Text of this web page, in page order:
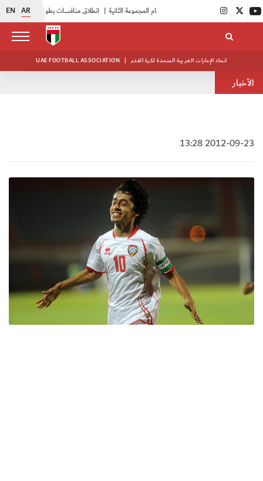
EN AR انطلاق منافسات بطولة النخبة لحرس الرئاسة |
UAE FOOTBALL ASSOCIATION | اتحاد الإمارات العربية المتحدة لكرة القدم
الأخبار
2012-09-23 13:28